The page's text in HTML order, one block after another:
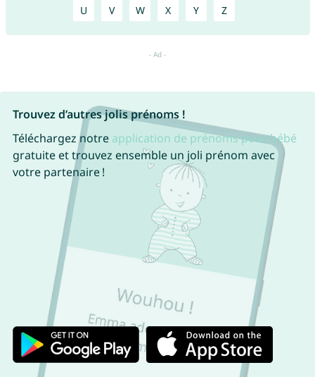
U V W X Y Z
Trouvez d’autres jolis prénoms !
Téléchargez notre application de prénoms pour bébé
gratuite et trouvez ensemble un joli prénom avec
votre partenaire !